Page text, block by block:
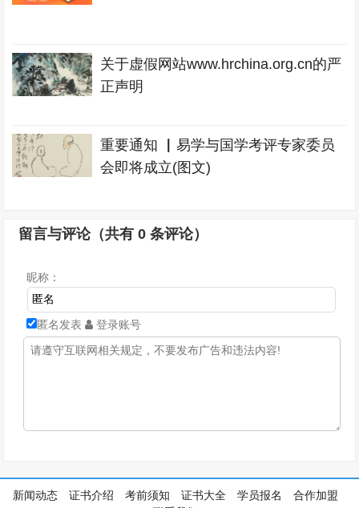
关于虚假网站www.hrchina.org.cn的严
正声明
重要通知 ▏易学与国学考评专家委员
会即将成立(图文)
留言与评论（共有0 条评论）
昵称：
匿名发表 登录账号
新闻动态 证书介绍 考前须知 证书大全 学员报名
合作加盟